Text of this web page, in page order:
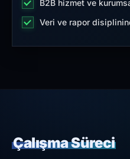
B2B hizmet ve
Veri ve rapor
Çalışma Süreci